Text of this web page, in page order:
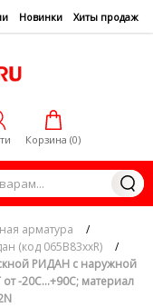
Новинки Хиты продаж
Корзина (0)
арматура
/
(код 065B83xxR)
/
РИДАН c наружной
-20C...+90C; материал